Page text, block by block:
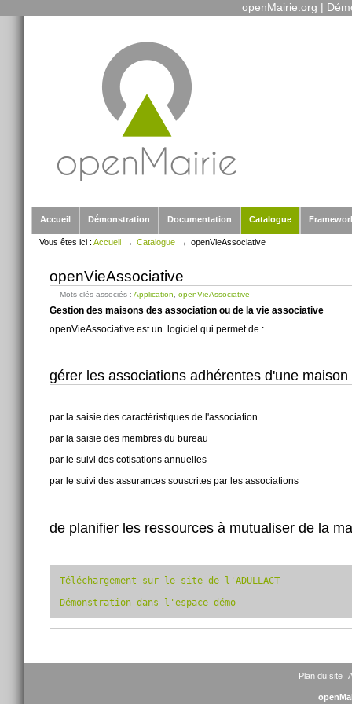
openMairie.org |
Accueil
Démonstration Documentation Catalogue
Vous êtes ici : Accueil → Catalogue → openVieAssociative
openVieAssociative
— Mots-clés associés :Application,openVieAssociative
Gestion des maisons des association ou de la vie associative
openVieAssociative est un logiciel qui permet de :
gérer les associations adhérentes d'une
par la saisie des caractéristiques de l'association
par la saisie des membres du bureau
par le suivi des cotisations annuelles
par le suivi des assurances souscrites par les associations
de planifier les ressources à mutualiser de la
Téléchargement sur le site de l'ADULLACT
Démonstration dans l'espace démo
document
Plan du site